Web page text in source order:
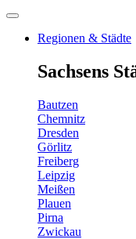
Regionen & Städte
Sachsens
Bautzen
Chemnitz
Dresden
Görlitz
Freiberg
Leipzig
Meißen
Plauen
Pirna
Zwickau